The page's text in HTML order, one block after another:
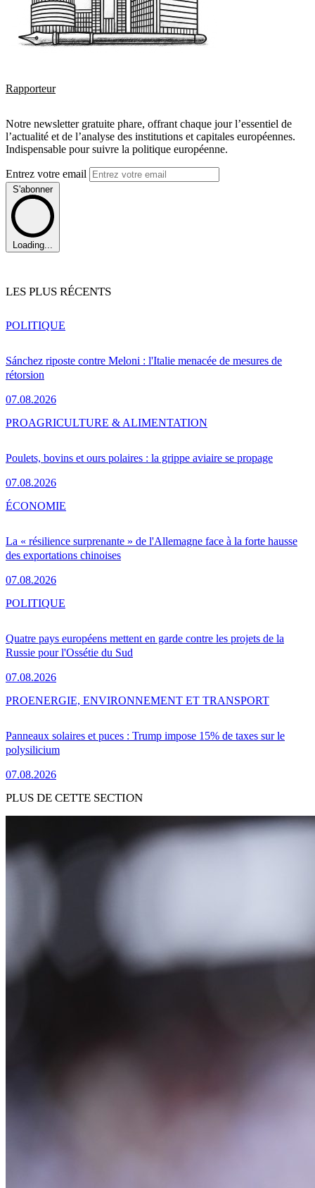
Rapporteur
Notre newsletter gratuite phare, offrant chaque jour l’essentiel de
l’actualité et de l’analyse des institutions et capitales européennes.
Indispensable pour suivre la politique européenne.
Entrez votre email
S'abonner
Loading...
LES PLUS RÉCENTS
Sánchez riposte contre Meloni : l'Italie menacée de mesures de
rétorsion
07.08.2026
POLITIQUE
Poulets, bovins et ours polaires : la grippe aviaire se propage
07.08.2026
PROAGRICULTURE & ALIMENTATION
La « résilience surprenante » de l'Allemagne face à la forte hausse
des exportations chinoises
07.08.2026
ÉCONOMIE
Quatre pays européens mettent en garde contre les projets de la
Russie pour l'Ossétie du Sud
07.08.2026
POLITIQUE
Panneaux solaires et puces : Trump impose 15% de taxes sur le
polysilicium
07.08.2026
PROENERGIE, ENVIRONNEMENT ET TRANSPORT
PLUS DE CETTE SECTION